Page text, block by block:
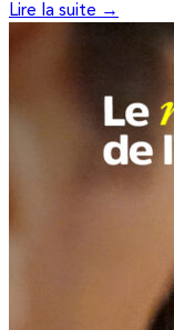
Lire la suite →